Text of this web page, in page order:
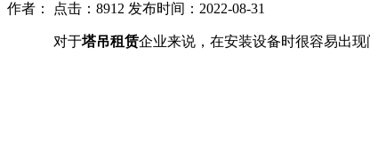
作者： 点击：8912 发布时间：2022-08-31
对于塔吊租赁企业来说，在安装设备时很容易出